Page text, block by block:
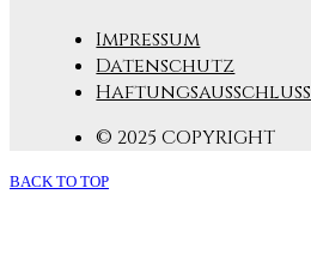
Impressum
Datenschutz
Haftungsausschluss
© 2025 COPYRIGHT